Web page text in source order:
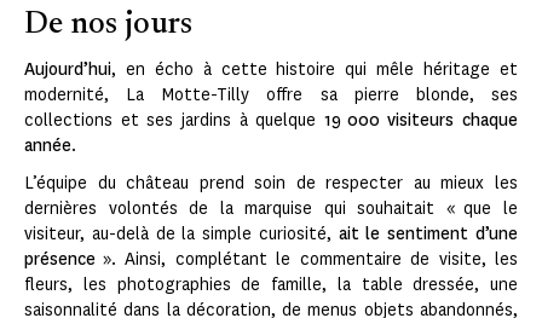
De nos jours
Aujourd’hui, en écho à cette histoire qui mêle héritage et
modernité, La Motte-Tilly offre sa pierre blonde, ses
collections et ses jardins à quelque 19 000 visiteurs chaque
année.
L’équipe du château prend soin de respecter au mieux les
dernières volontés de la marquise qui souhaitait « que le
visiteur, au-delà de la simple curiosité, ait le sentiment d’une
présence ». Ainsi, complétant le commentaire de visite, les
fleurs, les photographies de famille, la table dressée, une
saisonnalité dans la décoration, de menus objets abandonnés,